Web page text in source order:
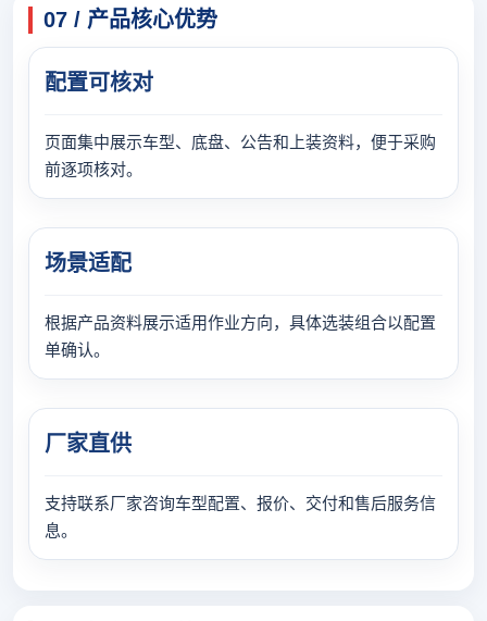
07 / 产品核心优势
配置可核对
页面集中展示车型、底盘、公告和上装资料，便于采购
前逐项核对。
场景适配
根据产品资料展示适用作业方向，具体选装组合以配置
单确认。
厂家直供
支持联系厂家咨询车型配置、报价、交付和售后服务信
息。